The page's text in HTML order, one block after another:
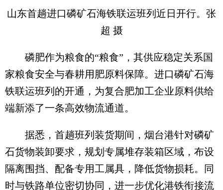
山东首趟进口磷矿石海铁联运班列近日开行。张
超 摄
磷肥作为粮食的“粮食”，其供应稳定关系国
家粮食安全与春耕用肥原料保障。进口磷矿石海
铁联运班列的开通，为复合肥加工企业原料供给
端新添了一条高效物流通道。
据悉，首趟班列装货期间，烟台港针对磷矿
石货物装卸要求，规划专属堆存装箱区域，布设
隔离围挡、配备专用工属具，降低货物损耗。同
时与铁路单位密切协同，进一步优化港铁衔接流